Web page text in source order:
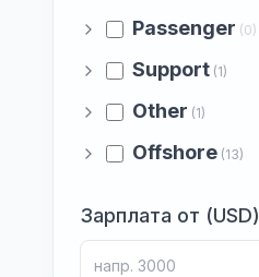
Passenger (0)
Support (1)
Other (1)
Offshore (13)
Зарплата от (USD)